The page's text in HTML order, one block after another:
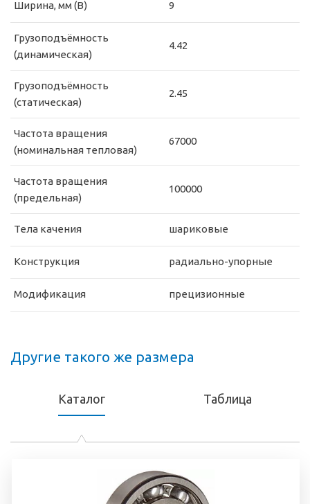
Ширина, мм (B) 9
Грузоподъёмность
(динамическая)
4.42
Грузоподъёмность
(статическая)
2.45
Частота вращения
(номинальная тепловая)
67000
Частота вращения
(предельная)
100000
Тела качения шариковые
Конструкция радиально-упорные
Модификация прецизионные
Другие такого же размера
Каталог Таблица